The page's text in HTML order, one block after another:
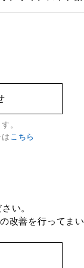
。
こちら
い。
改善を行ってまい